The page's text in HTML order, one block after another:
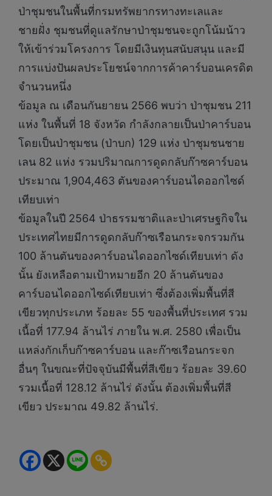
ป่าชุมชนในพื้นที่กรมทรัพยากรทางทะเลและ
ชายฝั่ง ชุมชนที่ดูแลรักษาป่าชุมชนจะถูกโน้มน้าว
ให้เข้าร่วมโครงการ โดยมีเงินทุนสนับสนุน และมี
การแบ่งปันผลประโยชน์จากการค้าคาร์บอนเครดิต
จำนวนหนึ่ง
ข้อมูล ณ เดือนกันยายน 2566 พบว่า ป่าชุมชน 211
แห่ง ในพื้นที่ 18 จังหวัด กำลังกลายเป็นป่าคาร์บอน
โดยเป็นป่าชุมชน (ป่าบก) 129 แห่ง ป่าชุมชนชาย
เลน 82 แห่ง รวมปริมาณการดูดกลับก๊าซคาร์บอน
ประมาณ 1,904,463 ตันของคาร์บอนไดออกไซด์
เทียบเท่า
ข้อมูลในปี 2564 ป่าธรรมชาติและป่าเศรษฐกิจใน
ประเทศไทยมีการดูดกลับก๊าซเรือนกระจกรวมกัน
100 ล้านตันของคาร์บอนไดออกไซด์เทียบเท่า ดัง
นั้น ยังเหลือตามเป้าหมายอีก 20 ล้านตันของ
คาร์บอนไดออกไซด์เทียบเท่า ซึ่งต้องเพิ่มพื้นที่สี
เขียวทุกประเภท ร้อยละ 55 ของพื้นที่ประเทศ รวม
เนื้อที่ 177.94 ล้านไร่ ภายใน พ.ศ. 2580 เพื่อเป็น
แหล่งกักเก็บก๊าซคาร์บอน และก๊าซเรือนกระจก
อื่นๆ ในขณะที่ปัจจุบันมีพื้นที่สีเขียว ร้อยละ 39.60
รวมเนื้อที่ 128.12 ล้านไร่ ดังนั้น ต้องเพิ่มพื้นที่สี
เขียว ประมาณ 49.82 ล้านไร่.